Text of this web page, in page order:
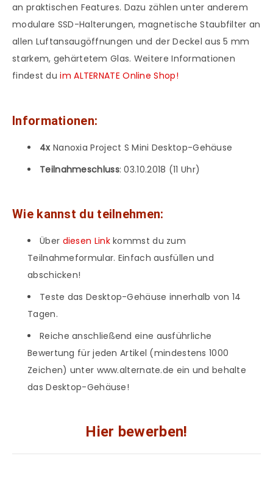
an praktischen Features. Dazu zählen unter anderem
modulare SSD-Halterungen, magnetische Staubfilter an
allen Luftansaugöffnungen und der Deckel aus 5 mm
starkem, gehärtetem Glas. Weitere Informationen
findest duim ALTERNATE Online Shop!
Informationen:
4x Nanoxia Project S Mini Desktop-Gehäuse
Teilnahmeschluss: 03.10.2018 (11 Uhr)
Wie kannst du teilnehmen:
Über diesen Linkkommst du zum
Teilnahmeformular. Einfach ausfüllen und
abschicken!
Teste das Desktop-Gehäuse innerhalb von 14
Tagen.
Reiche anschließend eine ausführliche
Bewertung für jeden Artikel (mindestens 1000
Zeichen) unter www.alternate.de ein und behalte
das Desktop-Gehäuse!
Hier bewerben!